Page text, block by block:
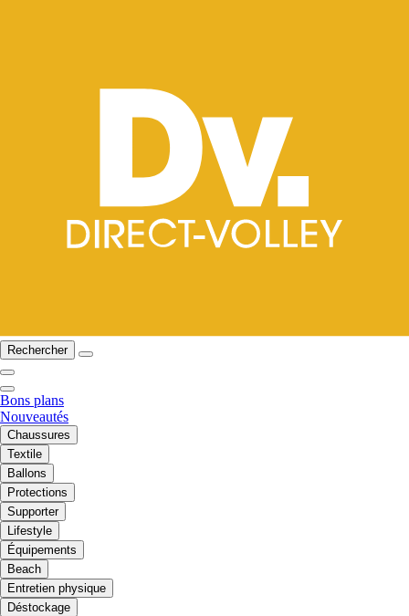
Rechercher
Bons plans
Nouveautés
Chaussures
Textile
Ballons
Protections
Supporter
Lifestyle
Équipements
Beach
Entretien physique
Déstockage